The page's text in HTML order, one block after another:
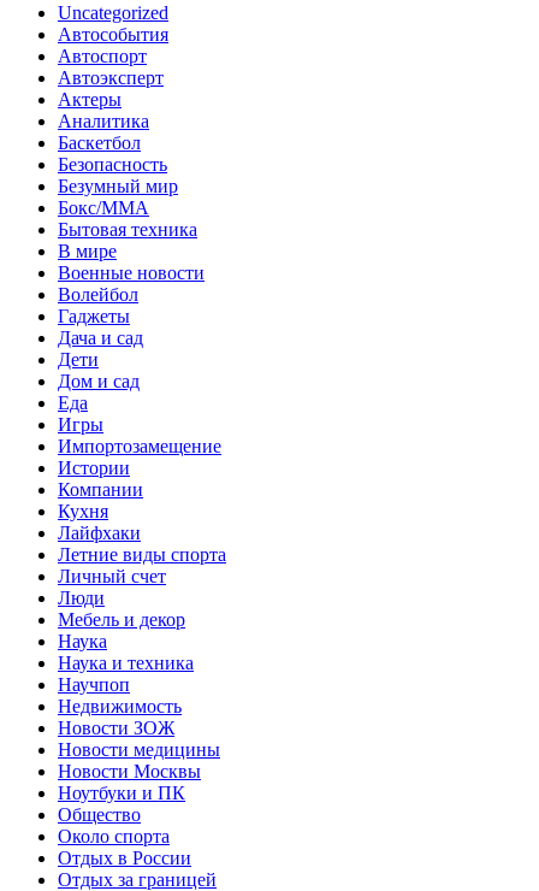
Uncategorized
Автособытия
Автоспорт
Автоэксперт
Актеры
Аналитика
Баскетбол
Безопасность
Безумный мир
Бокс/MMA
Бытовая техника
В мире
Военные новости
Волейбол
Гаджеты
Дача и сад
Дети
Дом и сад
Еда
Игры
Импортозамещение
Истории
Компании
Кухня
Лайфхаки
Летние виды спорта
Личный счет
Люди
Мебель и декор
Наука
Наука и техника
Научпоп
Недвижимость
Новости ЗОЖ
Новости медицины
Новости Москвы
Ноутбуки и ПК
Общество
Около спорта
Отдых в России
Отдых за границей